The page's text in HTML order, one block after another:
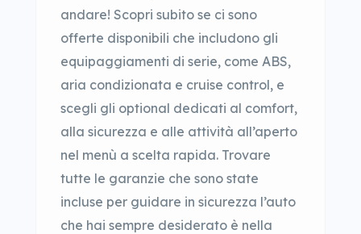
andare! Scopri subito se ci sono
offerte disponibili che includono gli
equipaggiamenti di serie, come ABS,
aria condizionata e cruise control, e
scegli gli optional dedicati al comfort,
alla sicurezza e alle attività all’aperto
nel menù a scelta rapida. Trovare
tutte le garanzie che sono state
incluse per guidare in sicurezza l’auto
che hai sempre desiderato è nella